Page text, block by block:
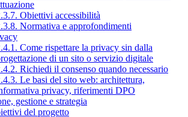
Obiettivi accessibilità
Normativa e approfondimenti
Come rispettare la privacy sin dalla
di un sito o servizio digitale
Richiedi il consenso quando necessario
Le basi del sito web: architettura,
privacy, riferimenti DPO
gestione e strategia
del progetto